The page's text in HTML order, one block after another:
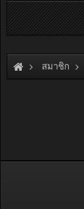
สมาชิก